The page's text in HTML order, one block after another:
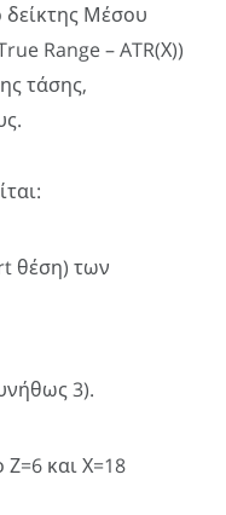
Μέσου
Range – ATR(Χ))
τάσης,
θέση) των
3).
και Χ=18